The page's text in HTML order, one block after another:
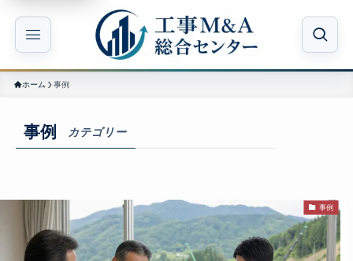
ホーム 事例
事例 カテゴリー
事例